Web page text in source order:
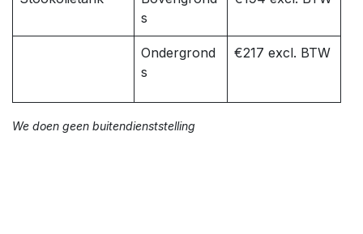
s
Ondergrond
s
€217 excl. BTW
We doen geen buitendienststelling